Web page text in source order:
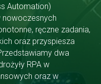
Automation)
nowoczesnych
ręczne zadania,
oraz przyspiesza
dwa
RPA w
oraz w